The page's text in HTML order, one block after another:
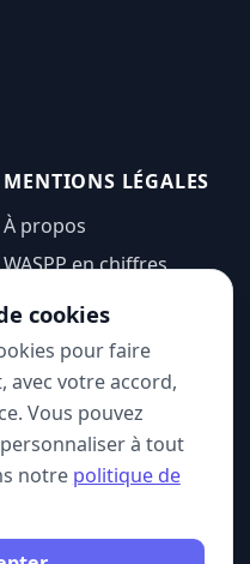
MENTIONS LÉGALES
À propos
WASPP en chiffres
Mentions légales
Politique de
confidentialité
CGU
cookies
pour faire
avec votre accord,
Vous pouvez
à tout
notre politique de